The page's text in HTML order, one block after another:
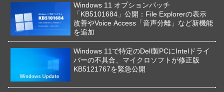
Windows 11 オプションパッチ
「KB5101684」公開：File Explorerの表示
改善やVoice Access「音声分離」など新機能
を追加
Windows 11で特定のDell製PCにIntelドライ
バーの不具合、マイクロソフトが修正版
KB5121767を緊急公開